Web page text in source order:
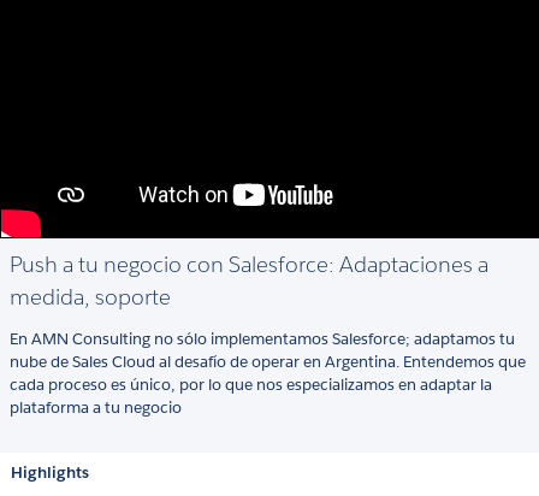
Push a tu negocio con Salesforce: Adaptaciones a
medida, soporte
En AMN Consulting no sólo implementamos Salesforce; adaptamos tu
nube de Sales Cloud al desafío de operar en Argentina. Entendemos que
cada proceso es único, por lo que nos especializamos en adaptar la
plataforma a tu negocio
Highlights